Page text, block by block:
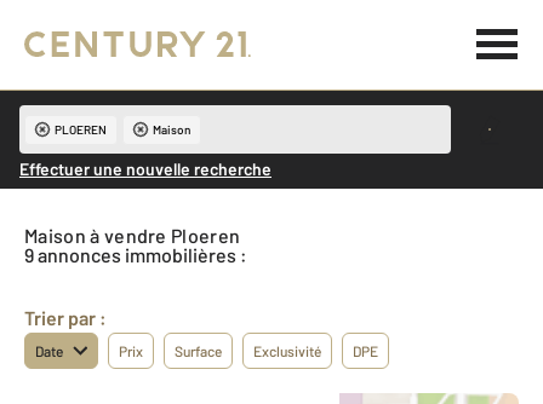
PLOEREN Maison
Effectuer une nouvelle recherche
Maison à vendre Ploeren
9 annonces immobilières :
Trier par :
Date Prix Surface Exclusivité DPE